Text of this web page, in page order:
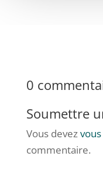
0
Soumettre
Vous devez
commentaire.